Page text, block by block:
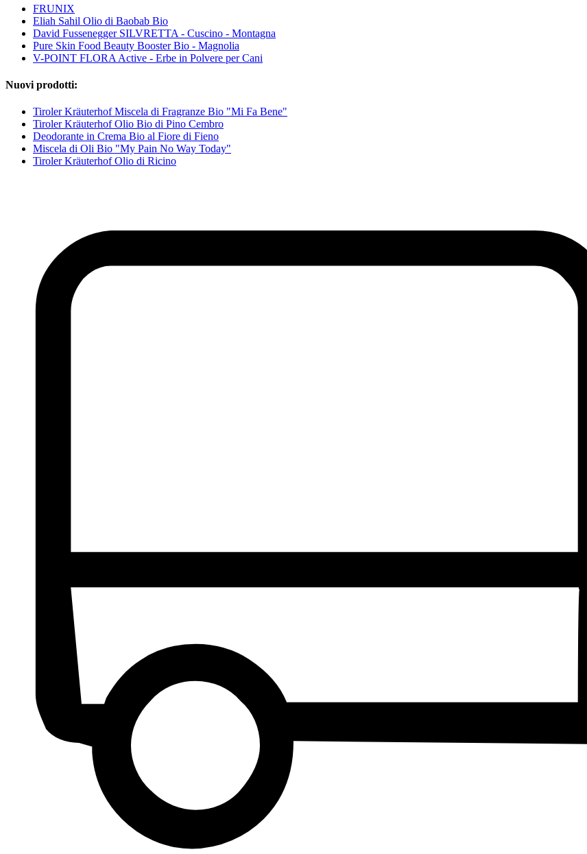
FRUNIX
Eliah Sahil Olio di Baobab Bio
David Fussenegger SILVRETTA - Cuscino - Montagna
Pure Skin Food Beauty Booster Bio - Magnolia
V-POINT FLORA Active - Erbe in Polvere per Cani
Nuovi prodotti:
Tiroler Kräuterhof Miscela di Fragranze Bio "Mi Fa Bene"
Tiroler Kräuterhof Olio Bio di Pino Cembro
Deodorante in Crema Bio al Fiore di Fieno
Miscela di Oli Bio "My Pain No Way Today"
Tiroler Kräuterhof Olio di Ricino